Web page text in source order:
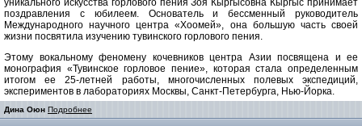
уникального искусства горлового пения Зоя Кыргысовна Кыргыс принимает
поздравления с юбилеем. Основатель и бессменный руководитель
Международного научного центра «Хоомей», она большую часть своей
жизни посвятила изучению тувинского горлового пения.
Этому вокальному феномену кочевников центра Азии посвящена и ее
монография «Тувинское горловое пение», которая стала определенным
итогом ее 25-летней работы, многочисленных полевых экспедиций,
экспериментов в лабораториях Москвы, Санкт-Петербурга, Нью-Йорка.
Дина Оюн Подробнее